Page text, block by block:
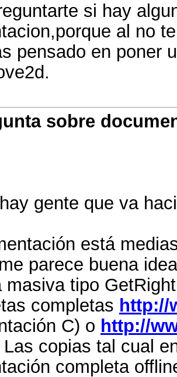
si hay
al no
pensado en poner
sobre
gente que va
está
parece buena
masiva tipo
completas http://
C) o http://
Las copias tal cual
completa